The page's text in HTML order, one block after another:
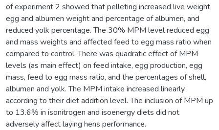
of experiment 2 showed that pelleting increased live weight,
egg and albumen weight and percentage of albumen, and
reduced yolk percentage. The 30% MPM level reduced egg
and mass weights and affected feed to egg mass ratio when
compared to control. There was quadratic effect of MPM
levels (as main effect) on feed intake, egg production, egg
mass, feed to egg mass ratio, and the percentages of shell,
albumen and yolk. The MPM intake increased linearly
according to their diet addition level. The inclusion of MPM up
to 13.6% in isonitrogen and isoenergy diets did not
adversely affect laying hens performance.